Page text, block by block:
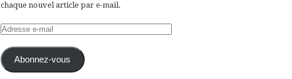
chaque nouvel article par e-mail.
Adresse
mail Abonnez-vous